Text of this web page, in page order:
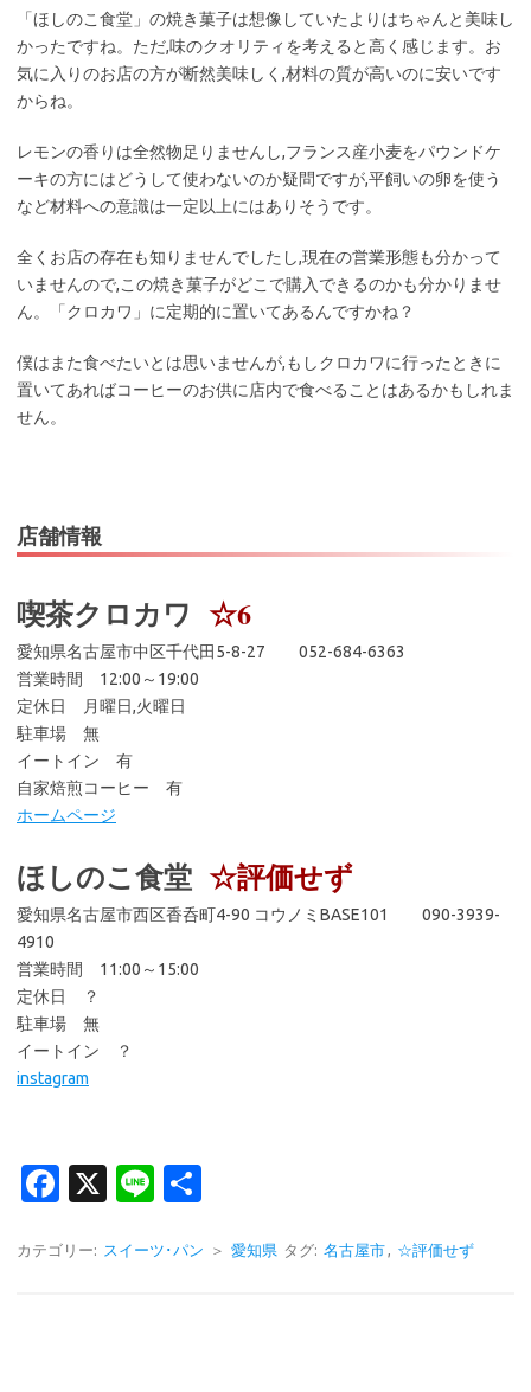
「ほしのこ食堂」の焼き菓子は想像していたよりはちゃんと美味し
かったですね。ただ,味のクオリティを考えると高く感じます。お
気に入りのお店の方が断然美味しく,材料の質が高いのに安いです
からね。
レモンの香りは全然物足りませんし,フランス産小麦をパウンドケ
ーキの方にはどうして使わないのか疑問ですが,平飼いの卵を使う
など材料への意識は一定以上にはありそうです。
全くお店の存在も知りませんでしたし,現在の営業形態も分かって
いませんので,この焼き菓子がどこで購入できるのかも分かりませ
ん。「クロカワ」に定期的に置いてあるんですかね？
僕はまた食べたいとは思いませんが,もしクロカワに行ったときに
置いてあればコーヒーのお供に店内で食べることはあるかもしれま
せん。
店舗情報
喫茶クロカワ ☆6
愛知県名古屋市中区千代田5-8-27 052-684-6363
営業時間 12:00～19:00
定休日 月曜日,火曜日
駐車場 無
イートイン 有
自家焙煎コーヒー 有
ホームページ
ほしのこ食堂 ☆評価せず
愛知県名古屋市西区香呑町4-90 コウノミBASE101 090-3939-
4910
営業時間 11:00～15:00
定休日 ？
駐車場 無
イートイン ？
instagram
Fa
e
X
Li
e
カテゴリー: スイーツ･パン ＞ 愛知県 タグ: 名古屋市, ☆評価せず